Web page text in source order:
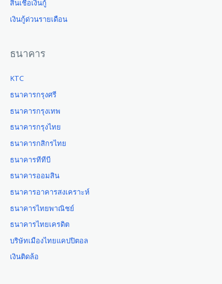
สินเชื่อเงินกู้
เงินกู้ด่วนรายเดือน
ธนาคาร
KTC
ธนาคารกรุงศรี
ธนาคารกรุงเทพ
ธนาคารกรุงไทย
ธนาคารกสิกรไทย
ธนาคารทีทีบี
ธนาคารออมสิน
ธนาคารอาคารสงเคราะห์
ธนาคารไทยพาณิชย์
ธนาคารไทยเครดิต
บริษัทเมืองไทยแคปปิตอล
เงินติดล้อ